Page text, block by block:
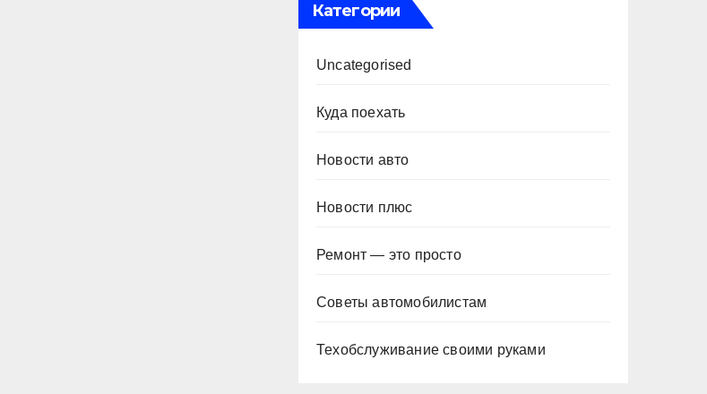
Категории
Uncategorised
Куда поехать
Новости авто
Новости плюс
Ремонт — это просто
Советы автомобилистам
Техобслуживание своими руками